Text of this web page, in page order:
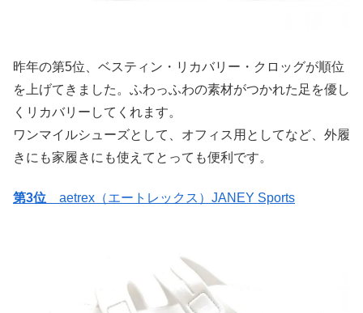
昨年の第5位、ベスティン・リカバリー・クロッグが順位
を上げてきました。ふわっふわの素材がつかれた足を優し
くリカバリーしてくれます。
ワンマイルシューズとして、オフィス用としてなど、外履
きにも家履きにも使えてとっても便利です。
第3位 aetrex（エートレックス）JANEY Sports